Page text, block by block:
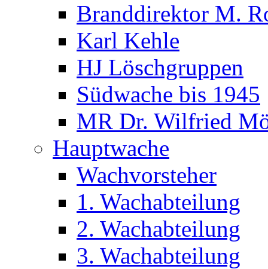
Branddirektor M.
Karl Kehle
HJ Löschgruppen
Südwache bis 1945
MR Dr. Wilfried
Hauptwache
Wachvorsteher
1. Wachabteilung
2. Wachabteilung
3. Wachabteilung